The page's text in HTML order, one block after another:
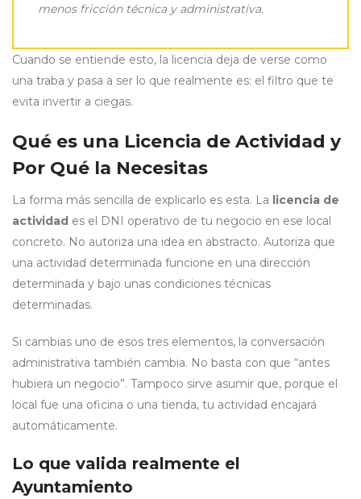
menos fricción técnica y administrativa.
Cuando se entiende esto, la licencia deja de verse como
una traba y pasa a ser lo que realmente es: el filtro que te
evita invertir a ciegas.
Qué es una Licencia de Actividad y
Por Qué la Necesitas
La forma más sencilla de explicarlo es esta. La licencia de
actividad es el DNI operativo de tu negocio en ese local
concreto. No autoriza una idea en abstracto. Autoriza que
una actividad determinada funcione en una dirección
determinada y bajo unas condiciones técnicas
determinadas.
Si cambias uno de esos tres elementos, la conversación
administrativa también cambia. No basta con que “antes
hubiera un negocio”. Tampoco sirve asumir que, porque el
local fue una oficina o una tienda, tu actividad encajará
automáticamente.
Lo que valida realmente el
Ayuntamiento